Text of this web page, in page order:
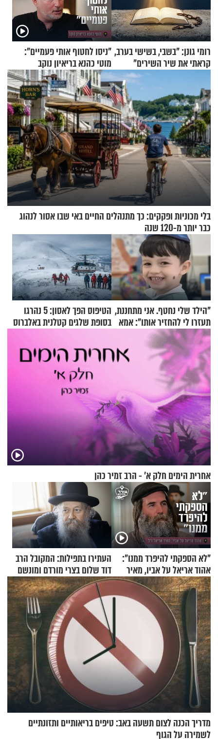
רומי גונן: "בשבי, בשישי בערב,
קראתי את שיר השירים"
"ניסו לחטוף אותי פעמיים":
מוטי כהנא בריאיון נוקב
בלי מכוניות ופקקים: כך מתנהלים החיים באי שבו אסור לנהוג
כבר יותר מ-120 שנה
"הילד שלי נחטף. אני מתחננת,
תעזרו לי להחזיר אותו": אמא
של יובל בן ה-4 בריאיון דומע
הטיפוס הפך לאסון: 5 נהרגו
בסופת שלגים קטלנית באלברוס
אחרית הימים חלק א’ - הרב זמיר כהן
"לא הספקתי להיפרד ממנו":
אהוד אריאל על אביו, מאיר
אריאל ז"ל
העתירו בתפילות: המקובל הרב
דוד שלום בצרי מורדם ומונשם
מדריך הכנה לצום תשעה באב: טיפים בריאותיים ותזונתיים
לשמירה על הגוף